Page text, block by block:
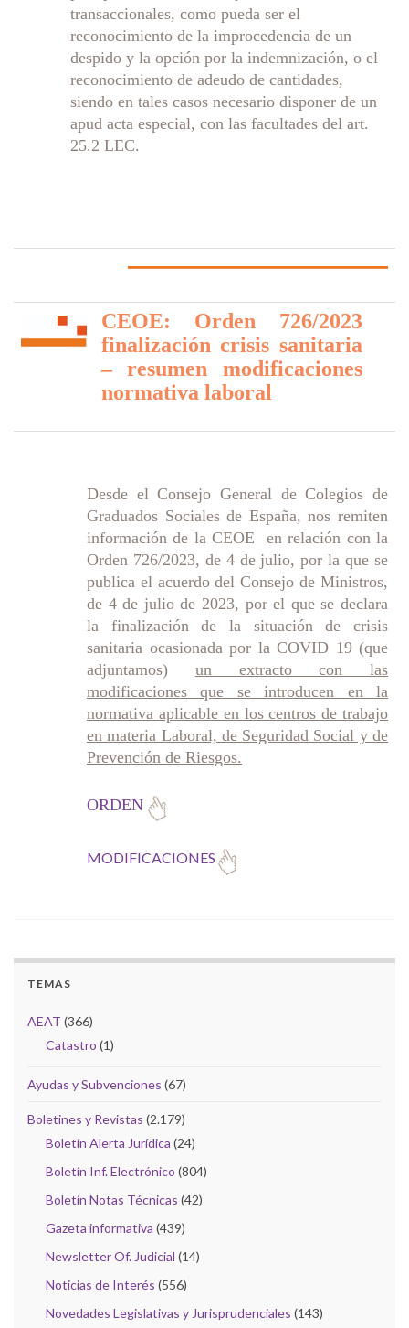
transaccionales, como pueda ser el
reconocimiento de la improcedencia de un
despido y la opción por la indemnización, o el
reconocimiento de adeudo de cantidades,
siendo en tales casos necesario disponer de un
apud acta especial, con las facultades del art.
25.2 LEC.
CEOE: Orden 726/2023
finalización crisis sanitaria
– resumen modificaciones
normativa laboral
Desde el Consejo General de Colegios de
Graduados Sociales de España, nos remiten
información de la CEOE en relación con la
Orden 726/2023, de 4 de julio, por la que se
publica el acuerdo del Consejo de Ministros,
de 4 de julio de 2023, por el que se declara
la finalización de la situación de crisis
sanitaria ocasionada por la COVID 19 (que
adjuntamos) un extracto con las
modificaciones que se introducen en la
normativa aplicable en los centros de trabajo
en materia Laboral, de Seguridad Social y de
Prevención de Riesgos.
ORDEN
MODIFICACIONES
TEMAS
AEAT (366)
Catastro (1)
Ayudas y Subvenciones (67)
Boletines y Revistas (2.179)
Boletín Alerta Jurídica (24)
Boletín Inf. Electrónico (804)
Boletín Notas Técnicas (42)
Gazeta informativa (439)
Newsletter Of. Judicial (14)
Noticias de Interés (556)
Novedades Legislativas y Jurisprudenciales (143)